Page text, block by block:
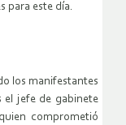
para este día.
los manifestantes
el jefe de gabinete
comprometió